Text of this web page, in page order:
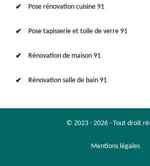
Pose rénovation cuisine 91
Pose tapisserie et toile de verre 91
Rénovation de maison 91
Rénovation salle de bain 91
© 2023 - 2026 - Tout droit
Mentions légales